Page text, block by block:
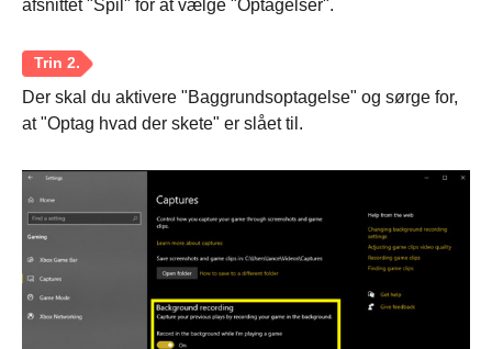
afsnittet "Spil" for at vælge "Optagelser".
Der skal du aktivere "Baggrundsoptagelse" og sørge for,
at "Optag hvad der skete" er slået til.